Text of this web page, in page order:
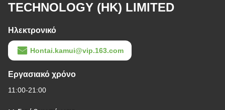
TECHNOLOGY (HK) LIMITED
Ηλεκτρονικό
Hontai.kamui@vip.163.com
Εργασιακό χρόνο
11:00-21:00